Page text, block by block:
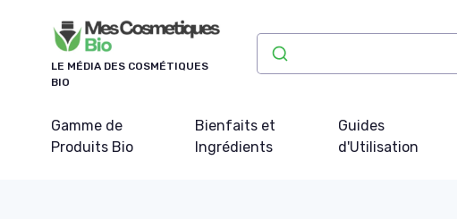
LE MÉDIA DES COSMÉTIQUES
BIO
Gamme de
Produits Bio
Bienfaits et
Ingrédients
Guides
d'Utilisation